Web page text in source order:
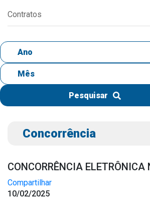
IPTU 2026
Nota Fiscal Eletrônica
Portal do Cidadão
Publicações
Contratos
Pesquisar
Concorrência
CONCORRÊNCIA
Compartilhar
10/02/2025